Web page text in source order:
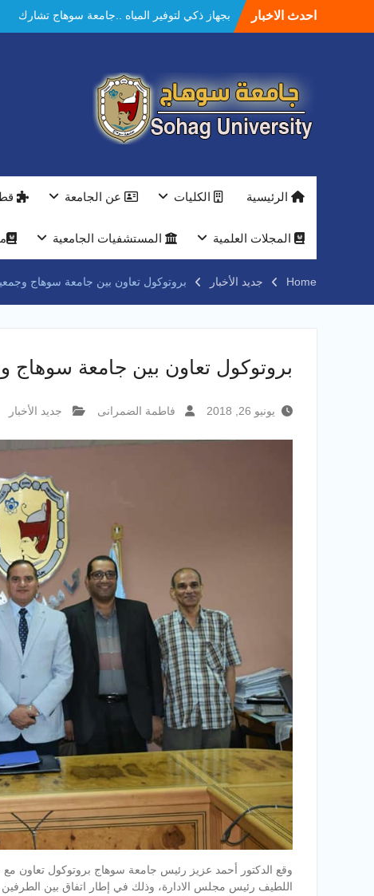
احدث الاخبار
بجهاز ذكي لتوفير المياه ..جامعة سوهاج تشارك
بمعرض الاكاديمية العسكريه علي هامش
يتابعان تنفيذ أحد أكبر المشروعات الإدارية
والخدمية بجامعة سوهاج الجديدة
جامعة سوهاج تعلن عن مزايدة محدودة لبيع
محصول الليمون بمزرعتها بالمقر الجديد
جامعة سوهاج تحتفل بتخريج دفعه جديدة من
النعماني يلتقي بمدير امن سوهاج الجديد لتقديم
الرئيسية الكليات عن الجامعة
المجلات العلمية المستشفيات الجامعية
Home جديد الأخبار بروتوكول تعاون بين جامعة سوهاج
بروتوكول تعاون بين جامعة سوهاج
يونيو 26, 2018 فاطمة الضمرانى جديد الأخبار
وقع الدكتور أحمد عزيز رئيس جامعة سوهاج بروتوكول تعاون مع